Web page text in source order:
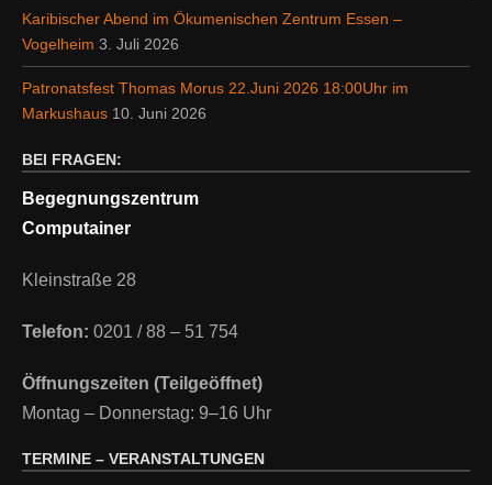
Karibischer Abend im Ökumenischen Zentrum Essen –
Vogelheim 3. Juli 2026
Patronatsfest Thomas Morus 22.Juni 2026 18:00Uhr im
Markushaus 10. Juni 2026
BEI FRAGEN:
Begegnungszentrum
Computainer
Kleinstraße 28
Telefon: 0201 / 88 – 51 754
Öffnungszeiten (Teilgeöffnet)
Montag – Donnerstag: 9–16 Uhr
TERMINE – VERANSTALTUNGEN